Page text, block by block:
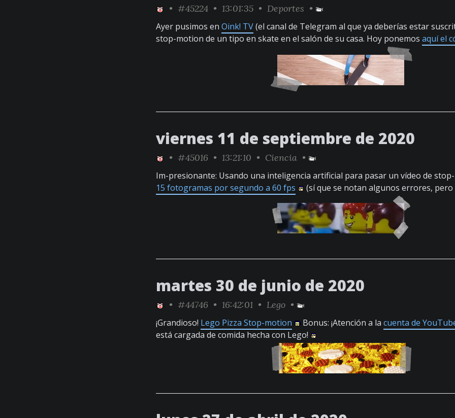
• #45224 • 13:01:35 • Deportes •
Ayer pusimos en Oink! TV(el canal de Telegram al que ya deberías estar
stop-motion de un tipo en skate en el salón de su casa. Hoy ponemos aquí el
viernes 11 de septiembre de 2020
• #45016 • 13:21:10 • Ciencia •
Im-presionante: Usando una inteligencia artificial para pasar un vídeo de
15 fotogramas por segundo a 60 fps
(sí que se notan algunos errores, pero
martes 30 de junio de 2020
• #44746 • 16:42:01 • Lego •
¡Grandioso! Lego Pizza Stop-motion Bonus: ¡Atención a la cuenta de
está cargada de comida hecha con Lego!